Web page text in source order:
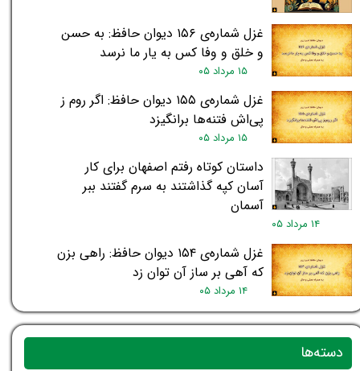
غزل شماره‌ی ۱۵۶ دیوان حافظ: به حسن
و خلق و وفا کس به یار ما نرسد
۱۵ مرداد ۰۵
غزل شماره‌ی ۱۵۵ دیوان حافظ: اگر روم ز
پی‌اش فتنه‌ها برانگیزد
۱۵ مرداد ۰۵
داستان کوتاه رفتم اصفهان برای کار
آسان کپه گذاشتند به سرم گفتند ببر
آسمان
۱۴ مرداد ۰۵
غزل شماره‌ی ۱۵۴ دیوان حافظ: راهی بزن
که آهی بر ساز آن توان زد
۱۴ مرداد ۰۵
دسته‌ها